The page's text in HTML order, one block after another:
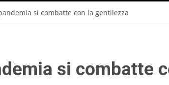
si combatte con la gentilezza
si combatte